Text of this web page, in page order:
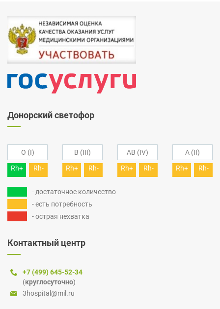
Донорский светофор
O (I)
Rh+
Rh-
B (III)
Rh+
Rh-
AB (IV)
Rh+
Rh-
A (II)
Rh+
Rh-
- достаточное количество
- есть потребность
- острая нехватка
Контактный центр
+7 (499) 645-52-34
(круглосуточно)
3hospital@mil.ru